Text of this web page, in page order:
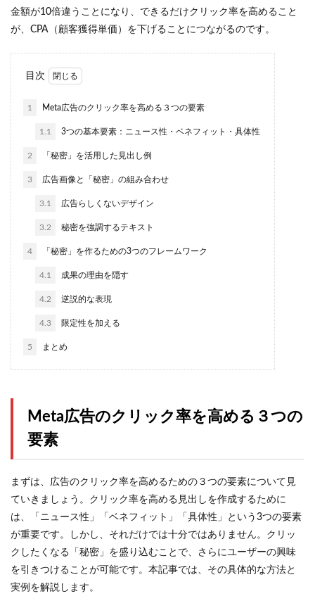
金額が10倍違うことになり、できるだけクリック率を高めること
が、CPA（顧客獲得単価）を下げることにつながるのです。
目次
1 Meta広告のクリック率を高める３つの要素
1.1 3つの基本要素：ニュース性・ベネフィット・具体性
2 「秘密」を活用した見出し例
3 広告画像と「秘密」の組み合わせ
3.1 広告らしくないデザイン
3.2 秘密を強調するテキスト
4 「秘密」を作るための3つのフレームワーク
4.1 成果の理由を隠す
4.2 逆説的な表現
4.3 限定性を加える
5 まとめ
Meta広告のクリック率を高める３つの
要素
まずは、広告のクリック率を高めるための３つの要素について見
ていきましょう。クリック率を高める見出しを作成するために
は、「ニュース性」「ベネフィット」「具体性」という3つの要素
が重要です。しかし、それだけでは十分ではありません。クリッ
クしたくなる「秘密」を盛り込むことで、さらにユーザーの興味
を引きつけることが可能です。本記事では、その具体的な方法と
実例を解説します。